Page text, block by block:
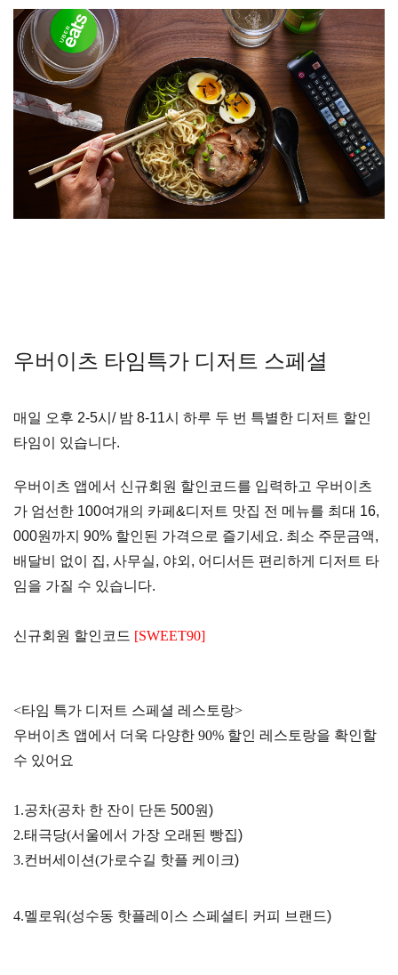
우버이츠 타임특가 디저트 스페셜
매일 오후 2-5시/ 밤 8-11시 하루 두 번 특별한 디저트 할인
타임이 있습니다.
우버이츠 앱에서 신규회원 할인코드를 입력하고 우버이츠
가 엄선한 100여개의 카페&디저트 맛집 전 메뉴를 최대 16,
000원까지 90% 할인된 가격으로 즐기세요. 최소 주문금액,
배달비 없이 집, 사무실, 야외, 어디서든 편리하게 디저트 타
임을 가질 수 있습니다.
신규회원 할인코드 [SWEET90]
<타임 특가 디저트 스페셜 레스토랑>
우버이츠 앱에서 더욱 다양한 90% 할인 레스토랑을 확인할
수 있어요
1.공차(공차 한 잔이 단돈 500원)
2.태극당(서울에서 가장 오래된 빵집)
3.컨버세이션(가로수길 핫플 케이크)
4.멜로워(성수동 핫플레이스 스페셜티 커피 브랜드)